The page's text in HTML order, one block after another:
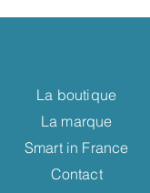
La boutique
La marque
Smart in France
Contact